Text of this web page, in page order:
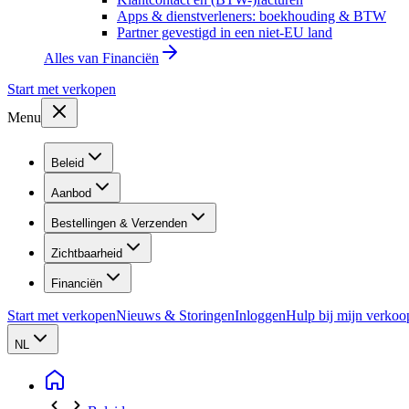
Apps & dienstverleners: boekhouding & BTW
Partner gevestigd in een niet-EU land
Alles van Financiën
Start met verkopen
Menu
Beleid
Aanbod
Bestellingen & Verzenden
Zichtbaarheid
Financiën
Start met verkopenNieuws & StoringenInloggenHulp bij mijn
NL